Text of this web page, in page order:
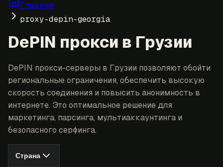
Главная
proxy-depin-georgia
DePIN прокси в Грузии
DePIN прокси-серверы в Грузии позволяют обойти
региональные ограничения, обеспечить высокую
скорость соединения и повысить анонимность в
интернете. Это оптимальное решение для
маркетинга, парсинга, мультиаккаунтинга и
безопасного серфинга.
Страна